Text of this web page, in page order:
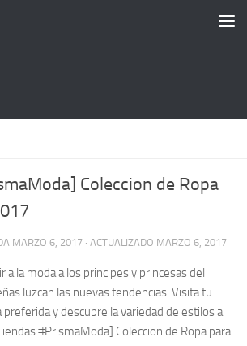
Coleccion de Ropa
MARZO 6, 2017 · ACTUALIZADO MARZO 6, 2017
a la moda a los principes y princesas del
luzcan las nuevas tendencias. Visita tu
y descubre la variedad de estilos a
#PrismaModa] Coleccion de Ropa para